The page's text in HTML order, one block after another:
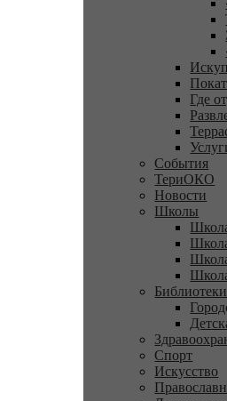
Где
События
ТериОКО
Новости
Школы
Библиотеки
Спорт
Искусство